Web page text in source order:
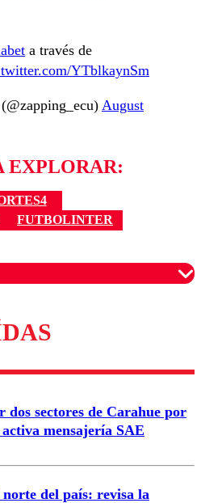
a través de
YTblkaynSm
August
EXPLORAR:
FUTBOLINTER
para garantizar un
respetuoso.
dos sectores de Carahue por
mensajería SAE
del país: revisa la